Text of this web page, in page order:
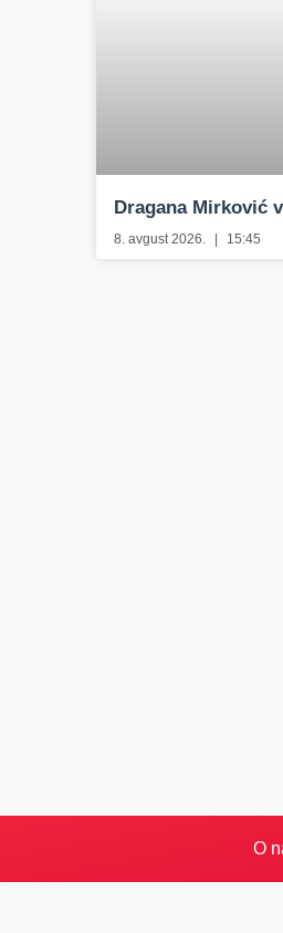
Dragana Mirković
8. avgust 2026. 15:45
O